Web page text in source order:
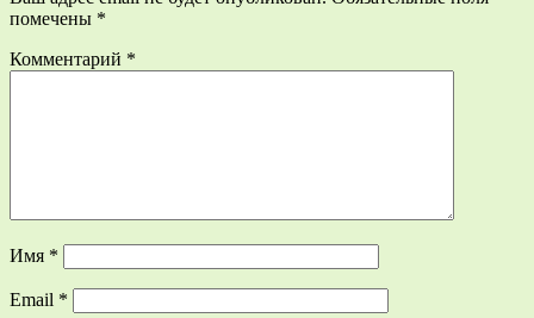
помечены *
Комментарий *
Имя *
Email *